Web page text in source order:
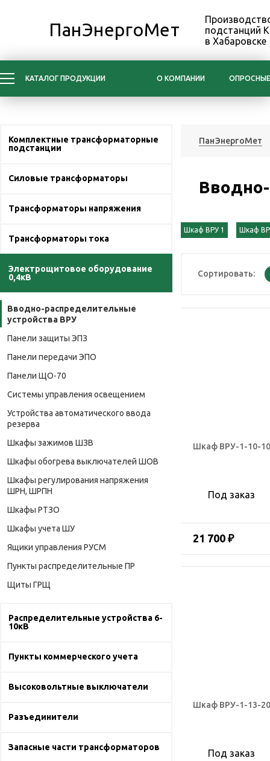
ПанЭнергоМет
подстанций
в Хабаровске
КАТАЛОГ ПРОДУКЦИИ О КОМПАНИИ
Комплектные трансформаторные
подстанции
Силовые трансформаторы
Трансформаторы напряжения
Трансформаторы тока
Электрощитовое оборудование
0,4кВ
Вводно-распределительные
устройства ВРУ
Панели защиты ЭПЗ
Панели передачи ЭПО
Панели ЩО-70
Системы управления освещением
Устройства автоматического ввода
резерва
Шкафы зажимов ШЗВ
Шкафы обогрева выключателей ШОВ
Шкафы регулирования напряжения
ШРН, ШРПН
Шкафы РТЗО
Шкафы учета ШУ
Ящики управления РУСМ
Пункты распределительные ПР
Щиты ГРЩ
Распределительные устройства 6-
10кВ
Пункты коммерческого учета
Высоковольтные выключатели
Разъединители
Запасные части трансформаторов
ПанЭнергоМет
Шкаф ВРУ 1 Шкаф
Сортировать:
Шкаф ВРУ-1-10-
Под заказ
21 700 ₽
Шкаф ВРУ-1-13-
Под заказ